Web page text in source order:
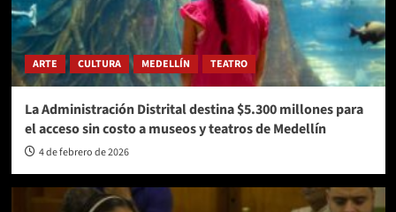
ARTE CULTURA MEDELLÍN TEATRO
La Administración Distrital destina $5.300 millones para
el acceso sin costo a museos y teatros de Medellín
4 de febrero de 2026